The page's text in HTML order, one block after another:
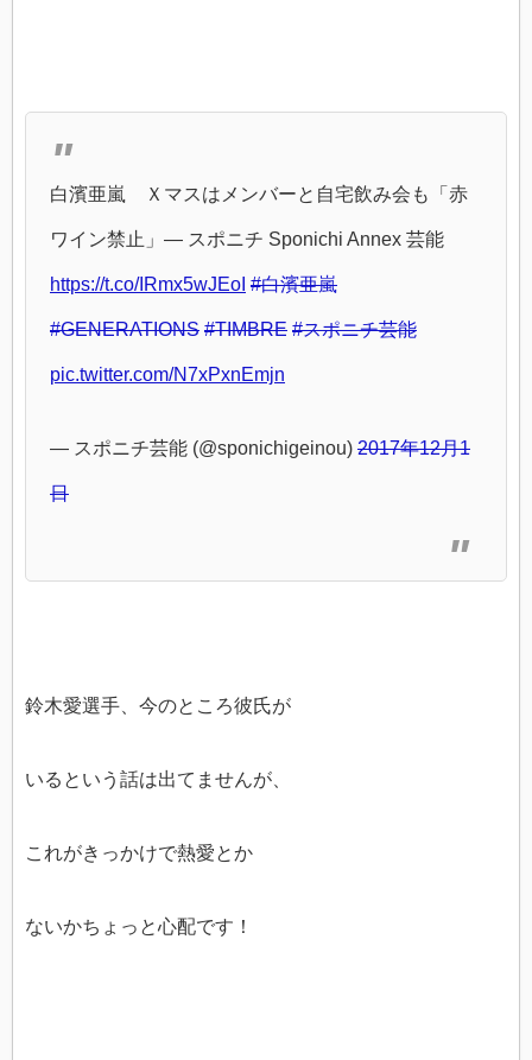
白濱亜嵐 Ｘマスはメンバーと自宅飲み会も「赤
ワイン禁止」― スポニチ Sponichi Annex 芸能
https://t.co/IRmx5wJEoI #白濱亜嵐
#GENERATIONS #TIMBRE #スポニチ芸能
pic.twitter.com/N7xPxnEmjn
— スポニチ芸能 (@sponichigeinou) 2017年12月1
日
鈴木愛選手、今のところ彼氏が
いるという話は出てませんが、
これがきっかけで熱愛とか
ないかちょっと心配です！